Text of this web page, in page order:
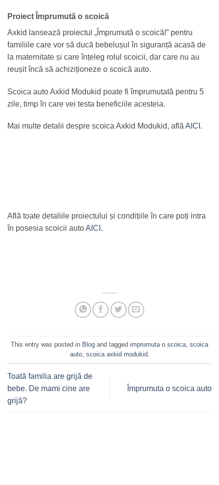
Proiect Împrumută o scoică
Axkid lansează proiectul „Împrumută o scoică!” pentru
familiile care vor să ducă bebelușul în siguranță acasă de
la maternitate și care înțeleg rolul scoicii, dar care nu au
reușit încă să achiziționeze o scoică auto.
Scoica auto Axkid Modukid poate fi împrumutată pentru 5
zile, timp în care vei testa beneficiile acesteia.
Mai multe detalii despre scoica Axkid Modukid, aflăAICI .
Află toate detaliile proiectului și condițiile în care poți intra
în posesia scoicii autoAICI.
This entry was posted in Blog and tagged imprumuta o scoica scoica
auto, scoica axkid modukid.
Toată familia are grijă de
bebe. De mami cine are
grijă?
Împrumuta o scoica auto